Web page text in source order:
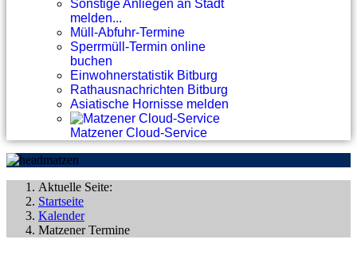
Sonstige Anliegen an Stadt
melden...
Müll-Abfuhr-Termine
Sperrmüll-Termin online
buchen
Einwohnerstatistik Bitburg
Rathausnachrichten Bitburg
Asiatische Hornisse melden
Matzener Cloud-Service
Aktuelle Seite:
Startseite
Kalender
Matzener Termine